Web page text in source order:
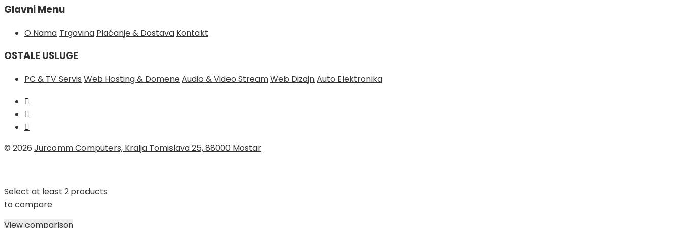
Glavni Menu
O Nama Trgovina Plaćanje & Dostava Kontakt
OSTALE USLUGE
PC & TV Servis Web Hosting & DomeneAudio & Video StreamWeb DizajnAuto Elektronika
© 2026 Jurcomm Computers, Kralja Tomislava 25, 88000 Mostar
Select at least 2 products
to compare
View comparison